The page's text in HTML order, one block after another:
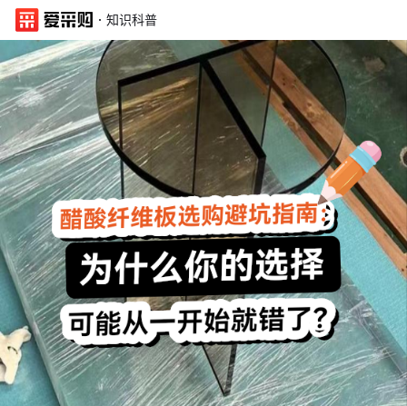
· 知识科普